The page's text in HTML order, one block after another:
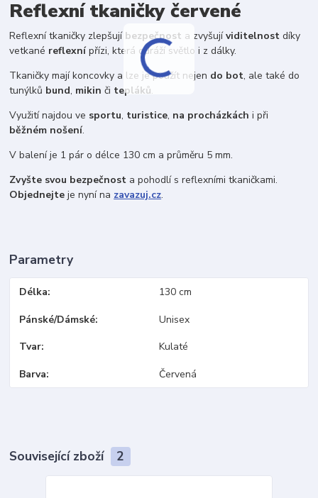
Reflexní tkaničky červené
Reflexní tkaničky zlepšují bezpečnost a zvyšujíviditelnostdíky
vetkané reflexnípřízi, která odráží světlo i z dálky.
Tkaničky mají koncovky a lze je použít nejen do bot, ale také do
tunýlků bund, mikinči tepláků.
Využití najdou ve sportu, turistice, na procházkáchi při
běžném nošení.
V balení je 1 pár o délce 130 cm a průměru 5 mm.
Zvyšte svou bezpečnost a pohodlí s reflexními tkaničkami.
Objednejteje nyní na zavazuj.cz.
Parametry
Délka 130 cm
Pánské/Dámské Unisex
Tvar Kulaté
Barva Červená
Související zboží 2